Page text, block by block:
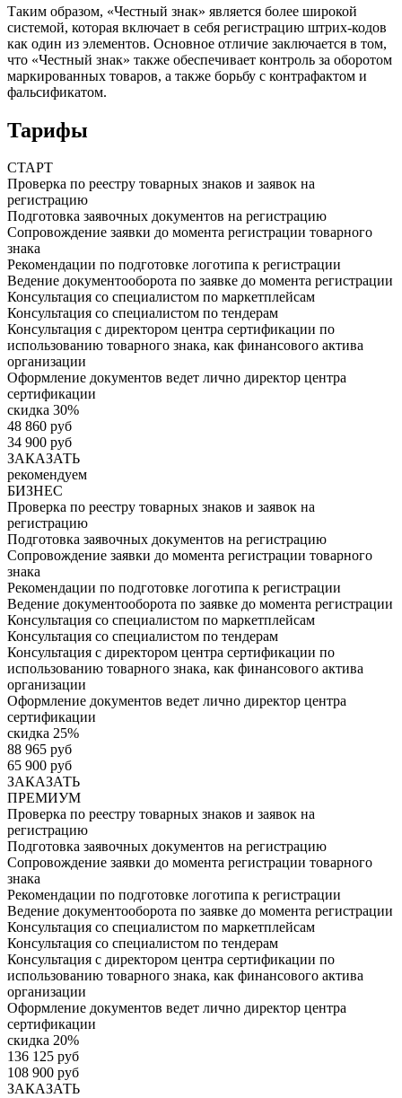
Таким образом, «Честный знак» является более широкой
системой, которая включает в себя регистрацию штрих-кодов
как один из элементов. Основное отличие заключается в том,
что «Честный знак» также обеспечивает контроль за оборотом
маркированных товаров, а также борьбу с контрафактом и
фальсификатом.
Тарифы
СТАРТ
Проверка по реестру товарных знаков и заявок на
регистрацию
Подготовка заявочных документов на регистрацию
Сопровождение заявки до момента регистрации товарного
знака
Рекомендации по подготовке логотипа к регистрации
Ведение документооборота по заявке до момента регистрации
Консультация со специалистом по маркетплейсам
Консультация со специалистом по тендерам
Консультация с директором центра сертификации по
использованию товарного знака, как финансового актива
организации
Оформление документов ведет лично директор центра
сертификации
скидка 30%
48 860 руб
34 900 руб
ЗАКАЗАТЬ
рекомендуем
БИЗНЕС
Проверка по реестру товарных знаков и заявок на
регистрацию
Подготовка заявочных документов на регистрацию
Сопровождение заявки до момента регистрации товарного
знака
Рекомендации по подготовке логотипа к регистрации
Ведение документооборота по заявке до момента регистрации
Консультация со специалистом по маркетплейсам
Консультация со специалистом по тендерам
Консультация с директором центра сертификации по
использованию товарного знака, как финансового актива
организации
Оформление документов ведет лично директор центра
сертификации
скидка 25%
88 965 руб
65 900 руб
ЗАКАЗАТЬ
ПРЕМИУМ
Проверка по реестру товарных знаков и заявок на
регистрацию
Подготовка заявочных документов на регистрацию
Сопровождение заявки до момента регистрации товарного
знака
Рекомендации по подготовке логотипа к регистрации
Ведение документооборота по заявке до момента регистрации
Консультация со специалистом по маркетплейсам
Консультация со специалистом по тендерам
Консультация с директором центра сертификации по
использованию товарного знака, как финансового актива
организации
Оформление документов ведет лично директор центра
сертификации
скидка 20%
136 125 руб
108 900 руб
ЗАКАЗАТЬ